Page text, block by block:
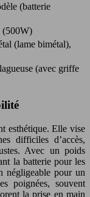
(batterie
(500W)
(lame bimétal),
(avec griffe
esthétique. Elle vise
difficiles d’accès,
Avec un poids
la batterie pour les
négligeable pour un
poignées, souvent
la prise en main